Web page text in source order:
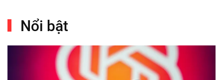
Nổi bật